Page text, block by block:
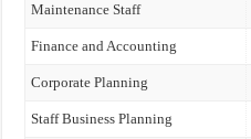
Maintenance Staff
Finance and Accounting
Corporate Planning
Staff Business Planning